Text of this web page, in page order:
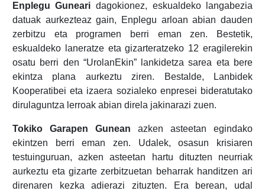
Enplegu Guneari dagokionez, eskualdeko langabezia
datuak aurkezteaz gain, Enplegu arloan abian dauden
zerbitzu eta programen berri eman zen. Bestetik,
eskualdeko laneratze eta gizarteratzeko 12 eragilerekin
osatu berri den “UrolanEkin” lankidetza sarea eta bere
ekintza plana aurkeztu ziren. Bestalde, Lanbidek
Kooperatibei eta izaera sozialeko enpresei bideratutako
dirulaguntza lerroak abian direla jakinarazi zuen.
Tokiko Garapen Gunean azken asteetan egindako
ekintzen berri eman zen. Udalek, osasun krisiaren
testuinguruan, azken asteetan hartu dituzten neurriak
aurkeztu eta gizarte zerbitzuetan beharrak handitzen ari
direnaren kezka adierazi zituzten. Era berean, udal